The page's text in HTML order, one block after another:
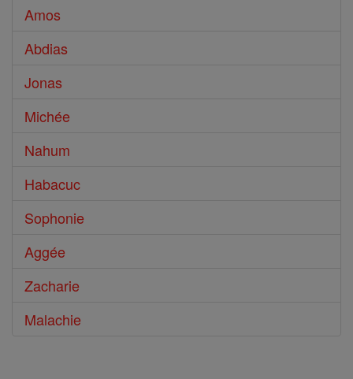
Amos
Abdias
Jonas
Michée
Nahum
Habacuc
Sophonie
Aggée
Zacharie
Malachie